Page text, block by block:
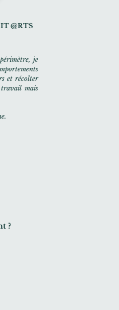
@RTS
je
et récolter
mais
?